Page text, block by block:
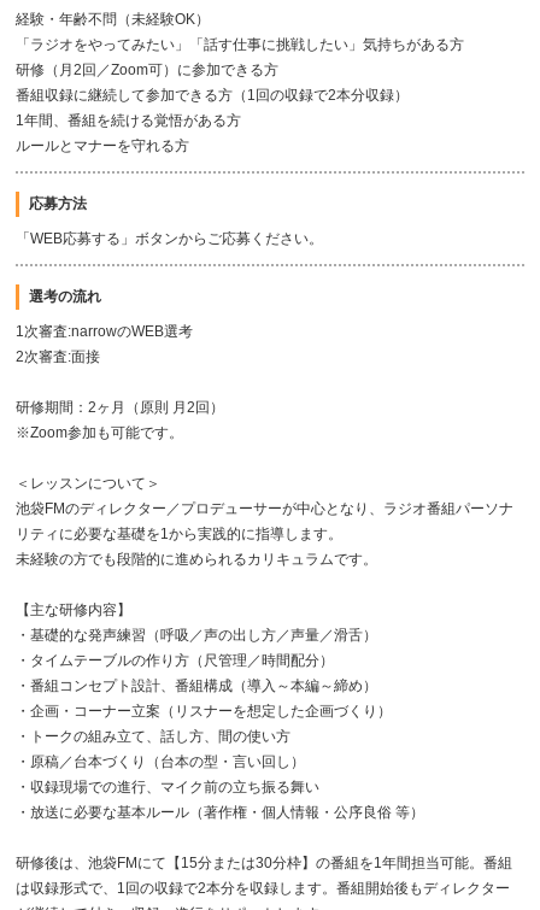
経験・年齢不問（未経験OK）
「ラジオをやってみたい」「話す仕事に挑戦したい」気持ちがある方
研修（月2回／Zoom可）に参加できる方
番組収録に継続して参加できる方（1回の収録で2本分収録）
1年間、番組を続ける覚悟がある方
ルールとマナーを守れる方
応募方法
「WEB応募する」ボタンからご応募ください。
選考の流れ
1次審査:narrowのWEB選考
2次審査:面接
研修期間：2ヶ月（原則 月2回）
※Zoom参加も可能です。
＜レッスンについて＞
池袋FMのディレクター／プロデューサーが中心となり、ラジオ番組パーソナ
リティに必要な基礎を1から実践的に指導します。
未経験の方でも段階的に進められるカリキュラムです。
【主な研修内容】
・基礎的な発声練習（呼吸／声の出し方／声量／滑舌）
・タイムテーブルの作り方（尺管理／時間配分）
・番組コンセプト設計、番組構成（導入～本編～締め）
・企画・コーナー立案（リスナーを想定した企画づくり）
・トークの組み立て、話し方、間の使い方
・原稿／台本づくり（台本の型・言い回し）
・収録現場での進行、マイク前の立ち振る舞い
・放送に必要な基本ルール（著作権・個人情報・公序良俗 等）
研修後は、池袋FMにて【15分または30分枠】の番組を1年間担当可能。番組
は収録形式で、1回の収録で2本分を収録します。番組開始後もディレクター